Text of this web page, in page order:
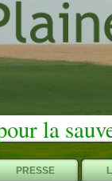
la
PRESSE